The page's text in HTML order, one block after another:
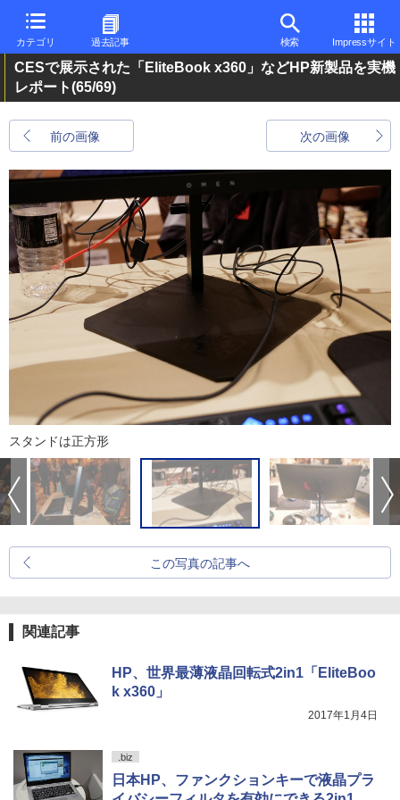
カテゴリ 過去記事 検索 Impressサイト
CESで展示された「EliteBook x360」などHP新製品を実機
レポート(65/69)
前の画像 次の画像
スタンドは正方形
この写真の記事へ
関連記事
HP、世界最薄液晶回転式2in1「EliteBoo
k x360」
2017年1月4日
.biz
日本HP、ファンクションキーで液晶プラ